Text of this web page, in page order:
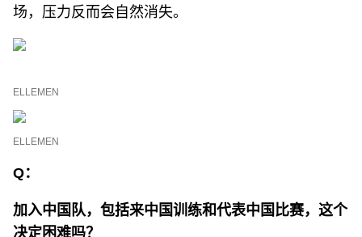
场，压力反而会自然消失。
ELLEMEN
ELLEMEN
Q：
加入中国队，包括来中国训练和代表中国比赛，这个
决定困难吗？